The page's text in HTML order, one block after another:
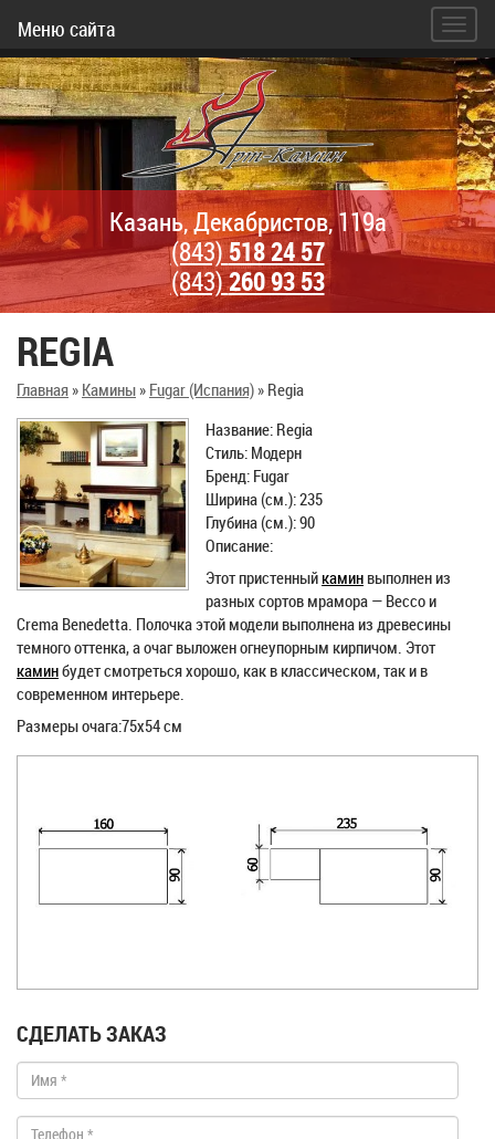
Меню сайта
Казань, Декабристов, 119а
(843)518 24 57
(843)260 93 53
REGIA
Главная» Камины» Fugar (Испания)» Regia
Название: Regia
Стиль: Модерн
Бренд: Fugar
Ширина (см.): 235
Глубина (см.): 90
Описание:
Этот пристенный камин выполнен из
разных сортов мрамора — Becco и
Crema Benedetta. Полочка этой модели выполнена из древесины
темного оттенка, а очаг выложен огнеупорным кирпичом. Этот
каминбудет смотреться хорошо, как в классическом, так и в
современном интерьере.
Размеры очага:75х54 см
СДЕЛАТЬ ЗАКАЗ